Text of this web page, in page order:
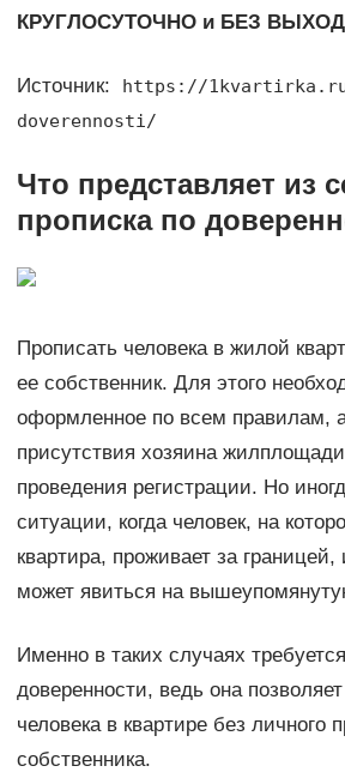
КРУГЛОСУТОЧНО и БЕЗ
Источник:
https://
doverennosti/
Что представляет из
прописка по
Прописать человека в жилой
ее собственник. Для этого
оформленное по всем правилам,
присутствия хозяина
проведения регистрации. Но
ситуации, когда человек, на
квартира, проживает за
может явиться на
Именно в таких случаях
доверенности, ведь она
человека в квартире без личного
собственника.